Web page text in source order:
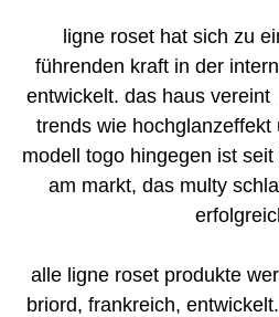
ligne roset hat sich zu
führenden kraft in der
entwickelt. das haus vereint
trends wie hochglanzeffekt
modell togo hingegen ist seit
am markt, das multy
alle ligne roset produkte
briord, frankreich, entwickelt.